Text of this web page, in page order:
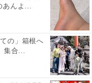
あんよ...
の」箱根へ
集合...